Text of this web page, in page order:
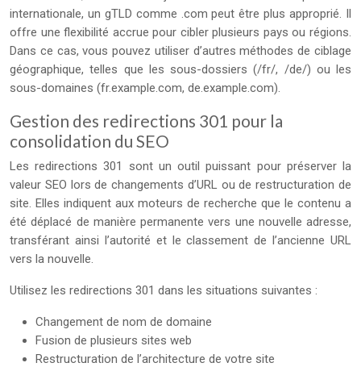
internationale, un gTLD comme .com peut être plus approprié. Il
offre une flexibilité accrue pour cibler plusieurs pays ou régions.
Dans ce cas, vous pouvez utiliser d’autres méthodes de ciblage
géographique, telles que les sous-dossiers (/fr/, /de/) ou les
sous-domaines (fr.example.com, de.example.com).
Gestion des redirections 301 pour la
consolidation du SEO
Les redirections 301 sont un outil puissant pour préserver la
valeur SEO lors de changements d’URL ou de restructuration de
site. Elles indiquent aux moteurs de recherche que le contenu a
été déplacé de manière permanente vers une nouvelle adresse,
transférant ainsi l’autorité et le classement de l’ancienne URL
vers la nouvelle.
Utilisez les redirections 301 dans les situations suivantes :
Changement de nom de domaine
Fusion de plusieurs sites web
Restructuration de l’architecture de votre site